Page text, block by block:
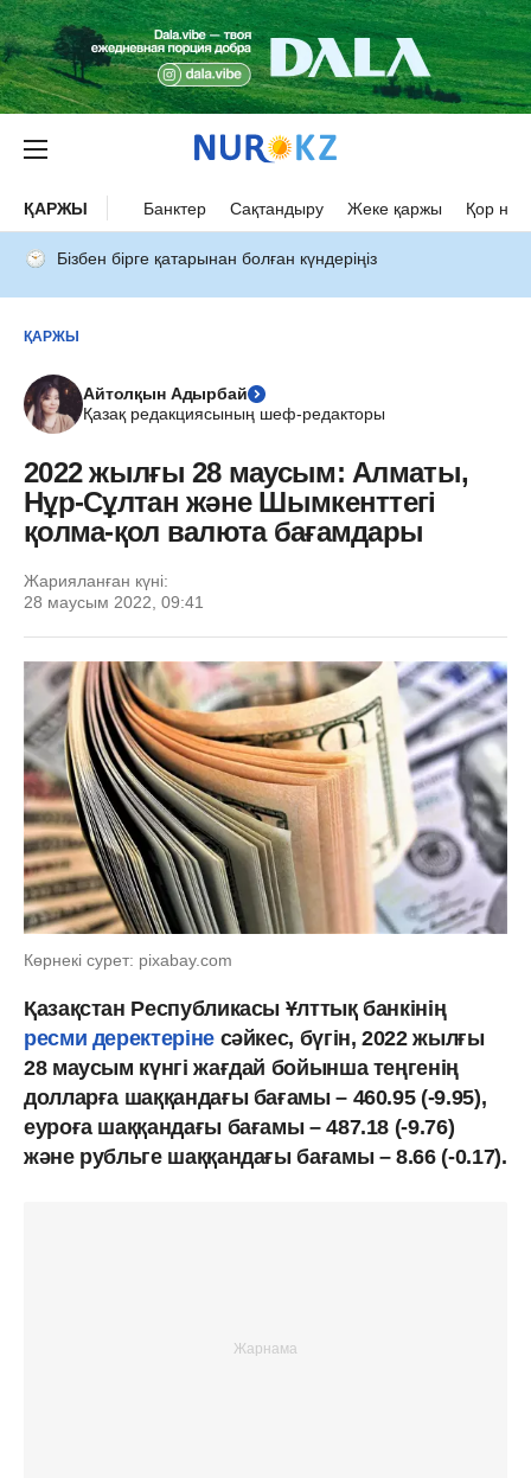
ҚАРЖЫ Банктер Сақтандыру Жеке қаржы Қор
Бізбен бірге қатарынан болған күндеріңіз
ҚАРЖЫ
Айтолқын Адырбай
Қазақ редакциясының шеф-редакторы
2022 жылғы 28 маусым: Алматы,
Нұр-Сұлтан және Шымкенттегі
қолма-қол валюта бағамдары
Жарияланған күні:
28 маусым 2022, 09:41
Көрнекі сурет: pixabay.com
Қазақстан Республикасы Ұлттық банкінің
ресми деректерінесәйкес, бүгін, 2022 жылғы
28 маусым күнгі жағдай бойынша теңгенің
долларға шаққандағы бағамы – 460.95 (-9.95),
еуроға шаққандағы бағамы – 487.18 (-9.76)
және рубльге шаққандағы бағамы – 8.66 (-0.17).